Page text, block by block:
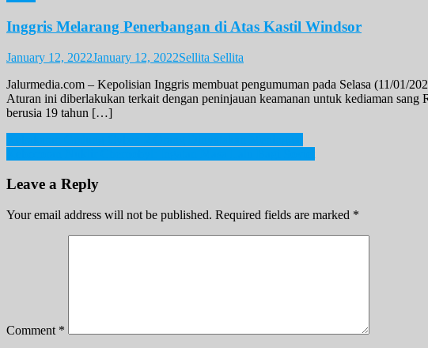
Inggris Melarang Penerbangan di Atas Kastil Windsor
January 12, 2022January 12, 2022Sellita Sellita
Jalurmedia.com – Kepolisian Inggris membuat pengumuman pada Selasa (11/01/
Aturan ini diberlakukan terkait dengan peninjauan keamanan untuk kediaman
berusia 19 tahun […]
Post
navigation
Leave a Reply
Your email address will not be published. Required fields are marked *
Comment *